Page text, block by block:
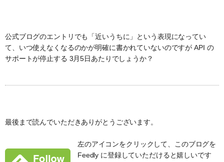
公式ブログのエントリでも「近いうちに」という表現になってい
て、いつ使えなくなるのかが明確に書かれていないのですが API の
サポートが停止する 3月5日あたりでしょうか？
最後まで読んでいただきありがとうございます。
左のアイコンをクリックして、このブログを
Feedly に登録していただけると嬉しいです